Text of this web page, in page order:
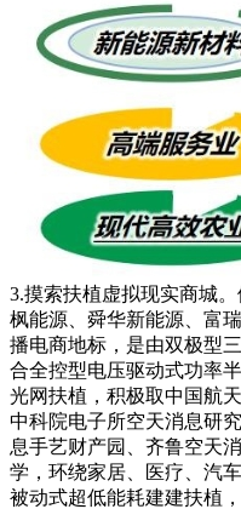
3.摸索扶植虚拟现实商城
枫能源、舜华新能源、富
播电商地标，是由双极型
合全控型电压驱动式功率
光网扶植，积极取中国航
中科院电子所空天消息研
息手艺财产园、齐鲁空天
学，环绕家居、医疗、汽
被动式超低能耗建建扶植